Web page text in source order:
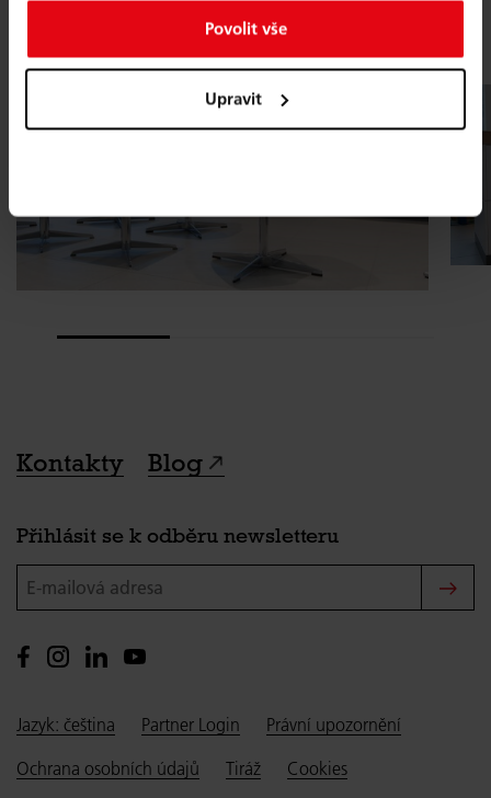
Povolit vše
Upravit
Kontakty Blog
Přihlásit se k odběru newsletteru
E-mailová adresa
Jazyk: čeština Partner Login
Právní upozornění
Ochrana osobních údajů
Tiráž Cookies